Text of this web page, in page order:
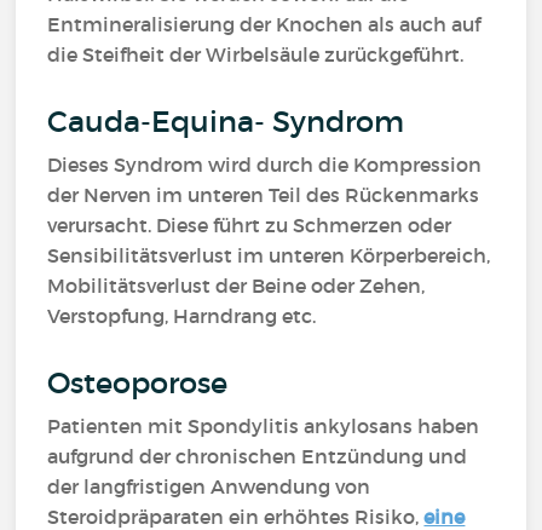
Entmineralisierung der Knochen als auch auf
die Steifheit der Wirbelsäule zurückgeführt.
Cauda-Equina- Syndrom
Dieses Syndrom wird durch die Kompression
der Nerven im unteren Teil des Rückenmarks
verursacht. Diese führt zu Schmerzen oder
Sensibilitätsverlust im unteren Körperbereich,
Mobilitätsverlust der Beine oder Zehen,
Verstopfung, Harndrang etc.
Osteoporose
Patienten mit Spondylitis ankylosans haben
aufgrund der chronischen Entzündung und
der langfristigen Anwendung von
Steroidpräparaten ein erhöhtes Risiko,eine